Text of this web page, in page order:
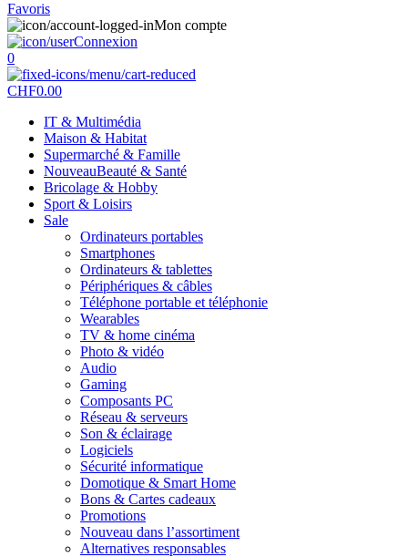
Favoris
Mon compte
Connexion
0
CHF0.00
IT & Multimédia
Maison & Habitat
Supermarché & Famille
NouveauBeauté & Santé
Bricolage & Hobby
Sport & Loisirs
Sale
Ordinateurs portables
Smartphones
Ordinateurs & tablettes
Périphériques & câbles
Téléphone portable et téléphonie
Wearables
TV & home cinéma
Photo & vidéo
Audio
Gaming
Composants PC
Réseau & serveurs
Son & éclairage
Logiciels
Sécurité informatique
Domotique & Smart Home
Bons & Cartes cadeaux
Promotions
Nouveau dans l’assortiment
Alternatives responsables